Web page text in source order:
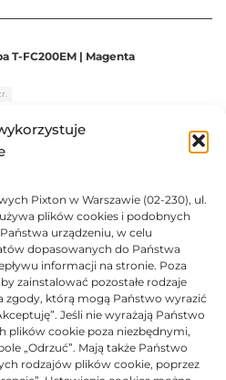
Pixton w Warszawie (02-230), ul.
plików cookies i podobnych
urządzeniu, w celu
dopasowanych do Państwa
informacji na stronie. Poza
zainstalować pozostałe rodzaje
którą mogą Państwo wyrazić
Jeśli nie wyrażają Państwo
plików cookie poza niezbędnymi,
„Odrzuć”. Mają także Państwo
rodzajów plików cookie, poprzez
T-FC200EM | Magenta
BRAK
T-FC200EY | Yellow
0na 5